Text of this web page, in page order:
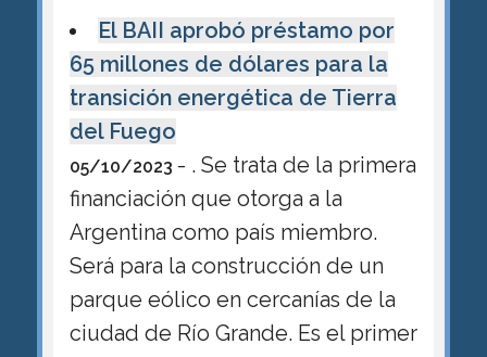
El BAII aprobó préstamo por
65 millones de dólares para la
transición energética de Tierra
del Fuego
05/10/2023 - . Se trata de la primera
financiación que otorga a la
Argentina como país miembro.
Será para la construcción de un
parque eólico en cercanías de la
ciudad de Río Grande. Es el primer